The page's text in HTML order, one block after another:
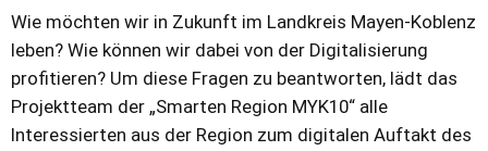
Wie möchten wir in Zukunft im Landkreis Mayen-Koblenz
leben? Wie können wir dabei von der Digitalisierung
profitieren? Um diese Fragen zu beantworten, lädt das
Projektteam der „Smarten Region MYK10“ alle
Interessierten aus der Region zum digitalen Auftakt des